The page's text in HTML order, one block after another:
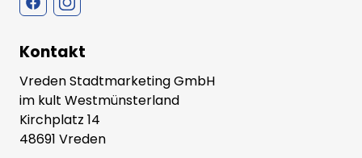
Kontakt
Vreden Stadtmarketing GmbH
im kult Westmünsterland
Kirchplatz 14
48691 Vreden